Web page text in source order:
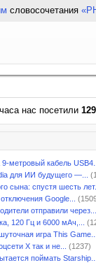
словосочетания
нас посетили
метровый кабель USB4...
для ИИ будущего —...
сына: спустя шесть лет...
Google...
отправили через...
120 Гц и 6000 мАч,...
игра This Game...
X так и не...
(1237)
поймать Starship...